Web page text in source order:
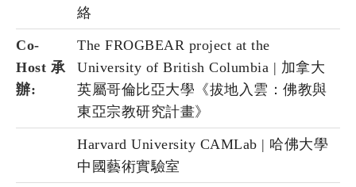
絡
Co-
Host 承
辦:
The FROGBEAR project at the
University of British Columbia | 加拿大
英屬哥倫比亞大學《拔地入雲：佛教與
東亞宗教研究計畫》
Harvard University CAMLab | 哈佛大學
中國藝術實驗室